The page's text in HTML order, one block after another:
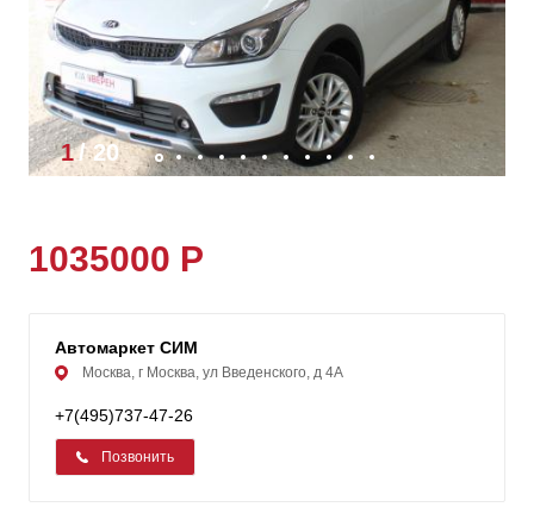
1/20
1035000 Р
Автомаркет СИМ
Москва, г Москва, ул Введенского, д 4А
+7(495)737-47-26
Позвонить